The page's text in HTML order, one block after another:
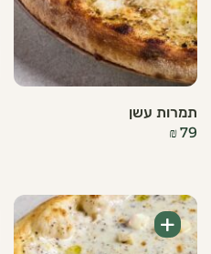
תמרות עשן
₪79
+